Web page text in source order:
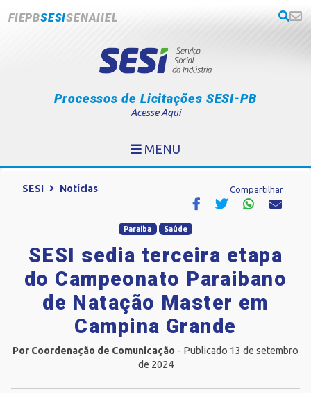
FIEPBSESISENAIIEL
Processos de Licitações SESI-PB
Acesse Aqui
MENU
SESI Notícias Compartilhar
Paraíba Saúde
SESI sedia terceira etapa
do Campeonato Paraibano
de Natação Master em
Campina Grande
Por Coordenação de Comunicação - Publicado 13 de setembro
de 2024